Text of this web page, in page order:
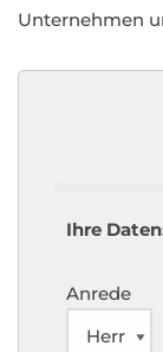
Unternehmen
Ihre
Anrede